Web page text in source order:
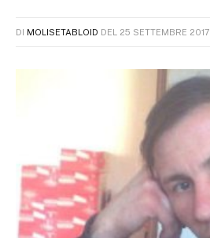
DI MOLISETABLOID DEL 25 SETTEMBRE 2017